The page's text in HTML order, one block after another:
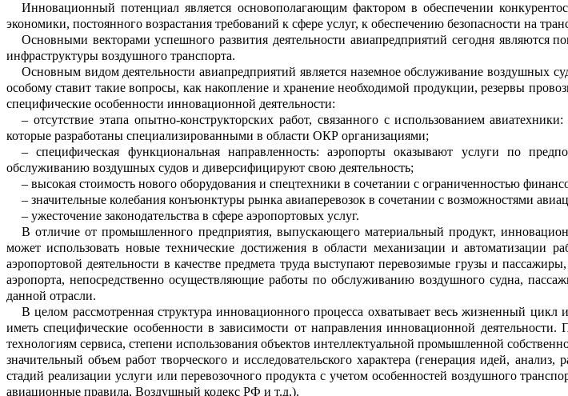
Инновационный потенциал является основополагающим фактором в обеспечении
экономики, постоянного возрастания требований к сфере услуг, к обеспечению безопасности на
Основными векторами успешного развития деятельности авиапредприятий сегодня являются
инфраструктуры воздушного транспорта.
Основным видом деятельности авиапредприятий является наземное обслуживание воздушных
особому ставит такие вопросы, как накопление и хранение необходимой продукции, резервы провоз
специфические особенности инновационной деятельности:
– отсутствие этапа опытно-конструкторских работ, связанного с использованием
которые разработаны специализированными в области ОКР организациями;
–
специфическая функциональная направленность: аэропорты оказывают услуги по
обслуживанию воздушных судов и диверсифицируют свою деятельность;
– высокая стоимость нового оборудования и спецтехники в сочетании с ограниченностью
– значительные колебания конъюнктуры рынка авиаперевозок в сочетании с возможностями
– ужесточение законодательства в сфере аэропортовых услуг.
В отличие от промышленного предприятия, выпускающего материальный продукт,
может использовать новые технические достижения в области механизации и автоматизации
аэропортовой деятельности в качестве предмета труда выступают перевозимые грузы и пассажиры,
аэропорта, непосредственно осуществляющие работы по обслуживанию воздушного судна, пасса
данной отрасли.
В целом рассмотренная структура инновационного процесса охватывает весь жизненный цикл
иметь специфические особенности в зависимости от направления инновационной деятельности.
технологиям сервиса, степени использования объектов интеллектуальной промышленной
значительный объем работ творческого и исследовательского характера (генерация идей, анализ,
стадий реализации услуги или перевозочного продукта с учетом особенностей воздушного транс
авиационные правила, Воздушный кодекс РФ и т.д.).